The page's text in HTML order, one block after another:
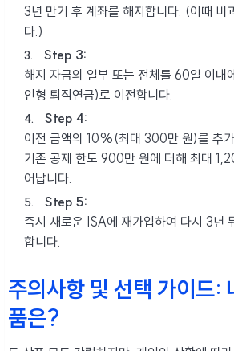
3년 만기 후 계좌를 해지합니다. (이때 비
다.)
Step 3:
해지 자금의 일부 또는 전체를 60일 이내
인형 퇴직연금)로 이전합니다.
Step 4:
이전 금액의 10%(최대 300만 원)를 추
기존 공제 한도 900만 원에 더해 최대
어납니다.
Step 5:
즉시 새로운 ISA에 재가입하여 다시 3년
합니다.
주의사항 및 선택 가이드:
품은?